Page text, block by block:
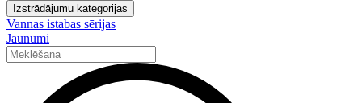
Izstrādājumu kategorijas
Vannas istabas sērijas
Jaunumi